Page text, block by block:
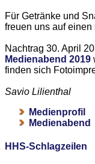
Für Getränke und
freuen uns auf
Nachtrag 30. April
Medienabend 2019
finden sich
Savio Lilienthal
Medienprofil
Medienabend
HHS-Schlagzeilen